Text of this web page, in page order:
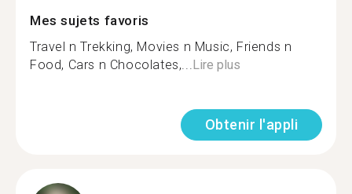
Mes sujets favoris
Travel n Trekking, Movies n Music, Friends n
Food, Cars n Chocolates,...Lire plus
Obtenir l'appli